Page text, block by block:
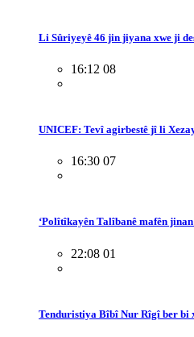
Li Sûriyeyê 46 jin jiyana xwe ji
16:12 08
UNICEF: Tevî agirbestê jî li
16:30 07
‘Polîtîkayên Talîbanê mafên
22:08 01
Tenduristiya Bîbî Nur Rîgî ber bi